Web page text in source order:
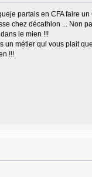
partais en CFA faire un
chez décathlon ... Non
le mien !!!
un métier qui vous plait
!!!